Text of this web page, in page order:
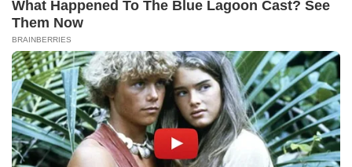
Лютий 2026
Січень 2026
Грудень 2025
Листопад 2025